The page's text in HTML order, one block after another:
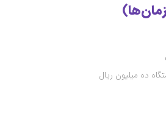
)
ده میلیون ریال